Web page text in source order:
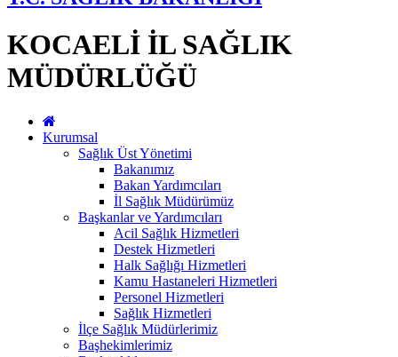
KOCAELİ İL SAĞLIK
MÜDÜRLÜĞÜ
Kurumsal
Sağlık Üst Yönetimi
Bakanımız
Bakan Yardımcıları
İl Sağlık Müdürümüz
Başkanlar ve Yardımcıları
Acil Sağlık Hizmetleri
Destek Hizmetleri
Halk Sağlığı Hizmetleri
Kamu Hastaneleri Hizmetleri
Personel Hizmetleri
Sağlık Hizmetleri
İlçe Sağlık Müdürlerimiz
Başhekimlerimiz